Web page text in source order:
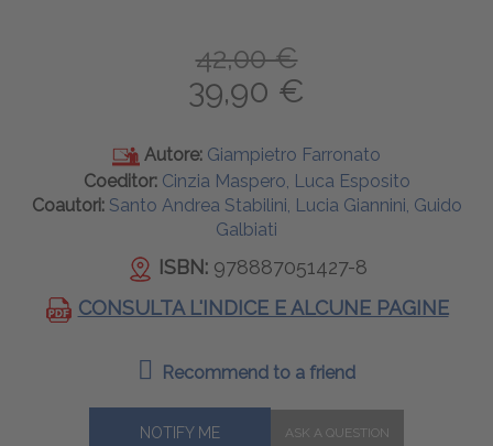
42,00 €
39,90 €
Autore: Giampietro Farronato
Coeditor: Cinzia Maspero, Luca Esposito
Coautori: Santo Andrea Stabilini, Lucia Giannini, Guido
Galbiati
ISBN: 978887051427-8
CONSULTA L'INDICE E ALCUNE PAGINE
Recommend to a friend
NOTIFY ME